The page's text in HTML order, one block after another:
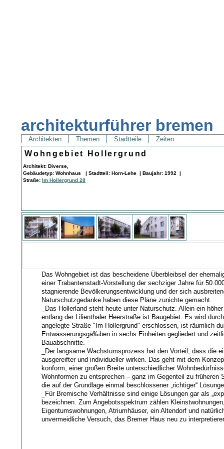
architekturführer bremen
Architekten Themen Stadtteile Zeiten
Wohngebiet Hollergrund
Architekt: Diverse,
Gebäudetyp: Wohnhaus | Stadtteil: Horn-Lehe | Baujahr: 1992 |
Straße:Im Hollergrund 28
Das Wohngebiet ist das bescheidene Überbleibsel der
einer Trabantenstadt-Vorstellung der sechziger Jahre für
stagnierende Bevölkerungsentwicklung und der sich
Naturschutzgedanke haben diese Pläne zunichte gemacht.
_Das Hollerland steht heute unter Naturschutz. Allein ein
entlang der Lilienthaler Heerstraße ist Baugebiet. Es wird
angelegte Straße "Im Hollergrund" erschlossen, ist räumlich
Entwässerungsgä‰ben in sechs Einheiten gegliedert und
Bauabschnitte.
_Der langsame Wachstumsprozess hat den Vorteil, dass die
ausgereifter und individueller wirken. Das geht mit dem
konform, einer großen Breite unterschiedlicher
Wohnformen zu entsprechen – ganz im Gegenteil zu früheren
die auf der Grundlage einmal beschlossener „richtiger“
_Für Bremische Verhältnisse sind einige Lösungen gar als
bezeichnen. Zum Angebotsspektrum zählen
Eigentumswohnungen, Atriumhäuser, ein Altendorf und
unvermeidliche Versuch, das Bremer Haus neu zu